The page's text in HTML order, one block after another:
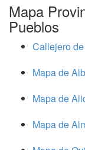
Mapa
Pueblos
Callejero
Mapa de
Mapa de
Mapa de